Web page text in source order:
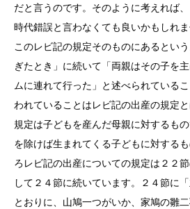
だと言うのです。そのように考えれば
時代錯誤と言わなくても良いかもしれ
このレビ記の規定そのものにあるとい
ぎたとき」に続いて「両親はその子を
ムに連れて行った」と述べられている
われていることはレビ記の出産の規定
規定は子どもを産んだ母親に対するも
を除けば生まれてくる子どもに対する
ろレビ記の出産についての規定は２２
して２４節に続いています。２４節に
とおりに、山鳩一つがいか、家鳩の雛